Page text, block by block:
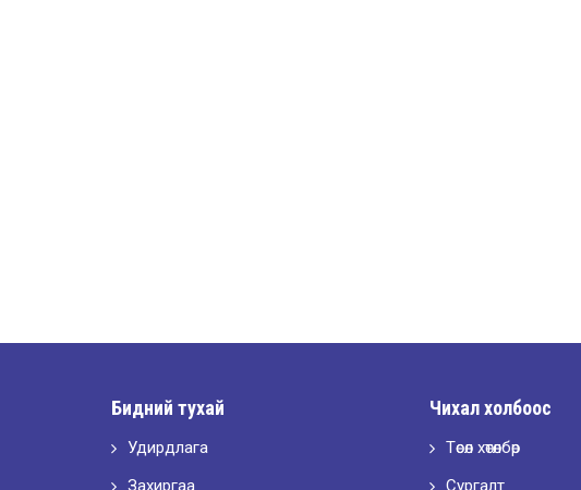
Бидний тухай
Удирдлага
Захиргаа
Чихал холбоос
Төсөл хөтөлбөр
Сургалт